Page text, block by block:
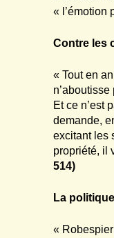
« l’émotion
Contre les
« Tout en
Et ce n’est
demande,
excitant les
propriété, il
514)
La
«